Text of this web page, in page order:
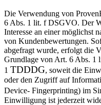
Die Verwendung von
6 Abs. 1 lit. f DSGVO. Der
Interesse an einer möglichst
von Kundenbewertungen.
abgefragt wurde, erfolgt die
Grundlage von Art. 6 Abs. 1
1 TDDDG, soweit die
oder den Zugriff auf
Device- Fingerprinting) im
Einwilligung ist jederzeit